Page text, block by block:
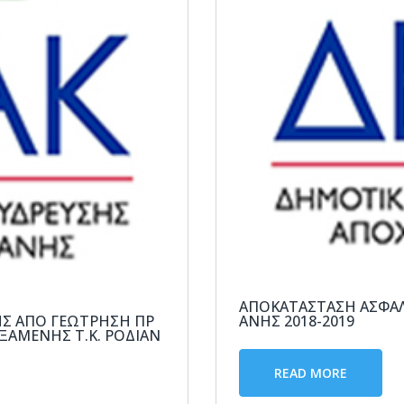
ΑΠΌ ΓΕΏΤΡΗΣΗ ΠΡ
Τ.Κ. ΡΟΔΙΑΝ
ΑΠΟΚΑΤΆΣΤΑΣΗ
ΆΝΗΣ 2018-2019
READ MORE